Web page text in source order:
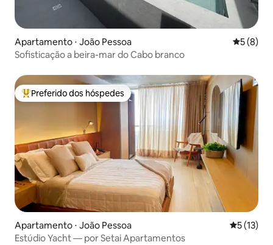
Apartamento ⋅ João Pessoa 5 de
5 (8)
Sofisticação a beira-mar do Cabo branco
Entre os melhores preferidos dos hóspedes
Preferido dos hóspedes
Apartamento ⋅ João Pessoa 5 de uma
5 (13)
Estúdio Yacht — por Setai Apartamentos